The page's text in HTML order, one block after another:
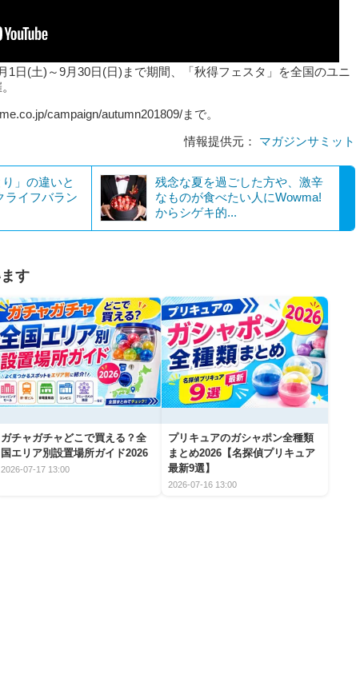
1日(土)～9月30日(日)まで期間、「秋得フェスタ」を全国のユニ
campaign/autumn201809/まで。
情報提供元： マガジンサミット
り」の違いと
ライフバラン
残念な夏を過ごした方や、激辛
なものが食べたい人にWowma!
からシゲキ的...
す
ガチャガチャどこで買える？全
国エリア別設置場所ガイド2026
2026-07-17 13:00
プリキュアのガシャポン全種類
まとめ2026【名探偵プリキュア
最新9選】
2026-07-16 13:00